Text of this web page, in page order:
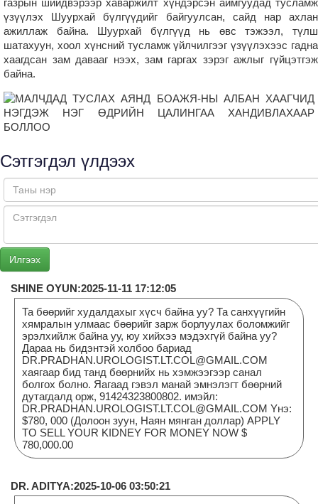
газрын шийдвэрээр хаваржилт хүндэрсэн аймгуудад тусламж
үзүүлэх Шуурхай бүлгүүдийг байгуулсан, сайд нар ахлан
ажиллаж байна. Шуурхай бүлгүүд нь өвс тэжээл, түлш
шатахуун, хоол хүнсний тусламж үйлчилгээг үзүүлэхээс гадна
хаагдсан зам давааг нээх, зам гаргах зэрэг ажлыг гүйцэтгэж
байна.
Сэтгэгдэл үлдээх
SHINE OYUN:2025-11-11 17:12:05
Та бөөрийг худалдахыг хүсч байна уу? Та санхүүгийн
хямралын улмаас бөөрийг зарж борлуулах боломжийг
эрэлхийлж байна уу, юу хийхээ мэдэхгүй байна уу?
Дараа нь бидэнтэй холбоо бариад
DR.PRADHAN.UROLOGIST.LT.COL@GMAIL.COM
хаягаар бид танд бөөрнийх нь хэмжээгээр санал
болгох болно. Яагаад гэвэл манай эмнэлэгт бөөрний
дутагдалд орж, 91424323800802. имэйл:
DR.PRADHAN.UROLOGIST.LT.COL@GMAIL.COM Yнэ:
$780, 000 (Долоон зуун, Наян мянган доллар) APPLY
TO SELL YOUR KIDNEY FOR MONEY NOW $
780,000.00
DR. ADITYA:2025-10-06 03:50:21